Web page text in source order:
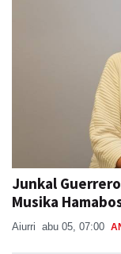
Junkal
Musika
Aiurri abu 05, 07:00